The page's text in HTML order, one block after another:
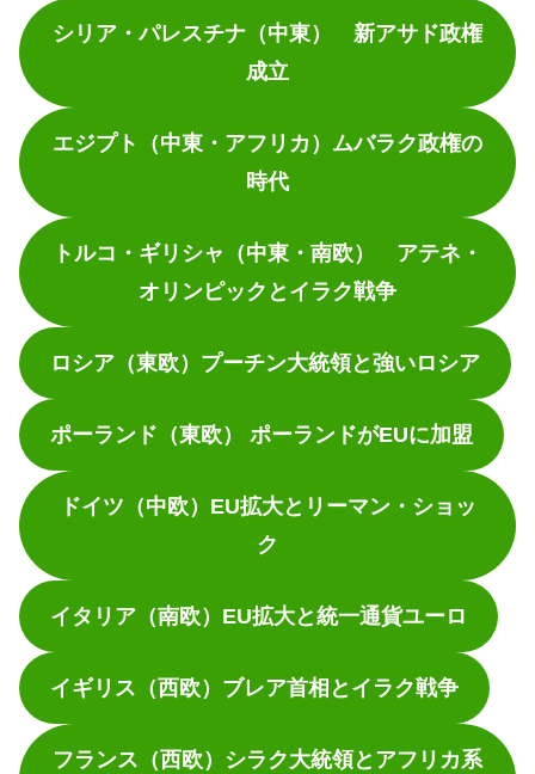
シリア・パレスチナ（中東） 新アサド政権
成立
エジプト（中東・アフリカ）ムバラク政権の
時代
トルコ・ギリシャ（中東・南欧） アテネ・
オリンピックとイラク戦争
ロシア（東欧）プーチン大統領と強いロシア
ポーランド（東欧） ポーランドがEUに加盟
ドイツ（中欧）EU拡大とリーマン・ショッ
ク
イタリア（南欧）EU拡大と統一通貨ユーロ
イギリス（西欧）ブレア首相とイラク戦争
フランス（西欧）シラク大統領とアフリカ系